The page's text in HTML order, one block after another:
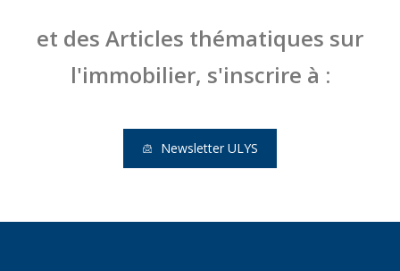
et des Articles thématiques sur
l'immobilier, s'inscrire à :
Newsletter ULYS